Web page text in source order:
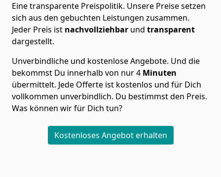
Eine transparente Preispolitik. Unsere Preise setzen
sich aus den gebuchten Leistungen zusammen.
Jeder Preis ist nachvollziehbar und transparent
dargestellt.
Unverbindliche und kostenlose Angebote. Und die
bekommst Du innerhalb von nur4 Minuten
übermittelt. Jede Offerte ist kostenlos und für Dich
vollkommen unverbindlich. Du bestimmst den Preis.
Was können wir für Dich tun?
Kostenloses Angebot erhalten